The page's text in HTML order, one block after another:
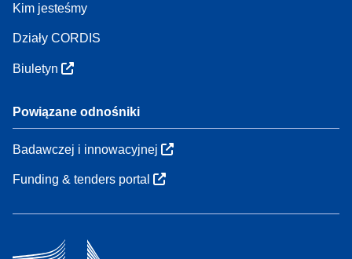
Kim jesteśmy
Działy CORDIS
Biuletyn
Powiązane odnośniki
Badawczej i innowacyjnej
Funding & tenders portal